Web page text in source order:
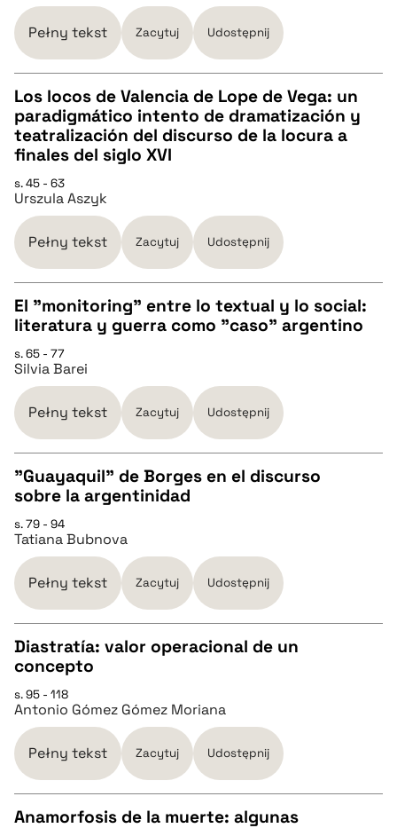
pobierz cytat
BIBTEX
pobierz cytat
Pełny tekst Zacytuj Udostępnij
CZYSTY TEKST
pobierz cytat
BIBTEX
pobierz cytat
Los locos de Valencia de Lope de Vega: un
paradigmático intento de dramatización y
teatralización del discurso de la locura a
finales del siglo XVI
s. 45 - 63
Urszula Aszyk
Pełny tekst Zacytuj Udostępnij
CZYSTY TEKST
pobierz cytat
BIBTEX
pobierz cytat
El "monitoring" entre lo textual y lo social:
literatura y guerra como "caso" argentino
s. 65 - 77
Silvia Barei
Pełny tekst Zacytuj Udostępnij
CZYSTY TEKST
pobierz cytat
BIBTEX
pobierz cytat
"Guayaquil" de Borges en el discurso
sobre la argentinidad
s. 79 - 94
Tatiana Bubnova
Pełny tekst Zacytuj Udostępnij
CZYSTY TEKST
pobierz cytat
BIBTEX
Diastratía: valor operacional de un
concepto
s. 95 - 118
Antonio Gómez Gómez Moriana
Pełny tekst Zacytuj Udostępnij
Anamorfosis de la muerte: algunas